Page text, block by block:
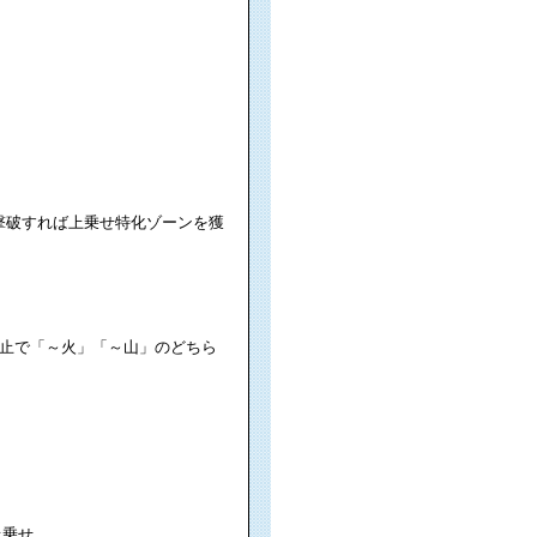
すれば上乗せ特化ゾーンを獲
で「～火」「～山」のどちら